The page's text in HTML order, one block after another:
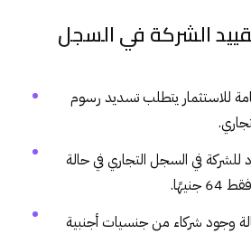
الشركة في السجل
للاستثمار يتطلب تسديد رسوم
للشركة في السجل التجاري في حالة
وجود شركاء من جنسيات أجنبية